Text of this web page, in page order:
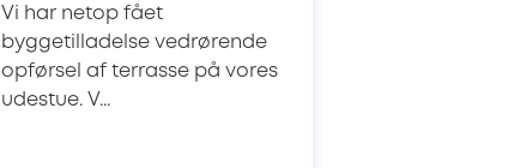
Vi har netop fået
byggetilladelse vedrørende
opførsel af terrasse på vores
udestue. V...